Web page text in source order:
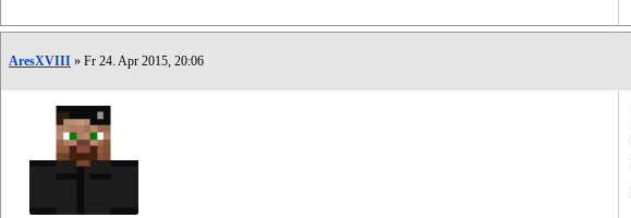
AresXVIII » Fr 24. Apr 2015, 20:06